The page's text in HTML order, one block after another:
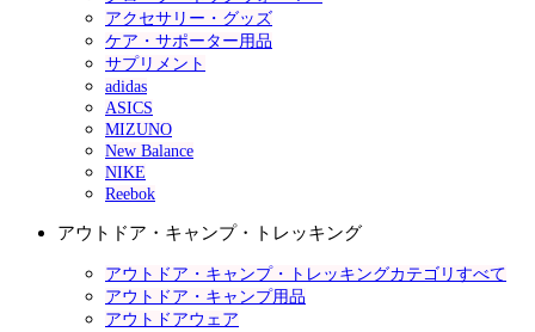
アクセサリー・グッズ
ケア・サポーター用品
サプリメント
adidas
ASICS
MIZUNO
New Balance
NIKE
Reebok
アウトドア・キャンプ・トレッキング
アウトドア・キャンプ・トレッキングカテゴリすべて
アウトドア・キャンプ用品
アウトドアウェア